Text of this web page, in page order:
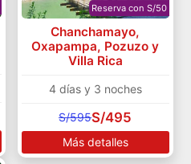
Reserva con S/50
Chanchamayo,
Oxapampa, Pozuzo y
Villa Rica
4 días y 3 noches
S/595S/495
Más detalles